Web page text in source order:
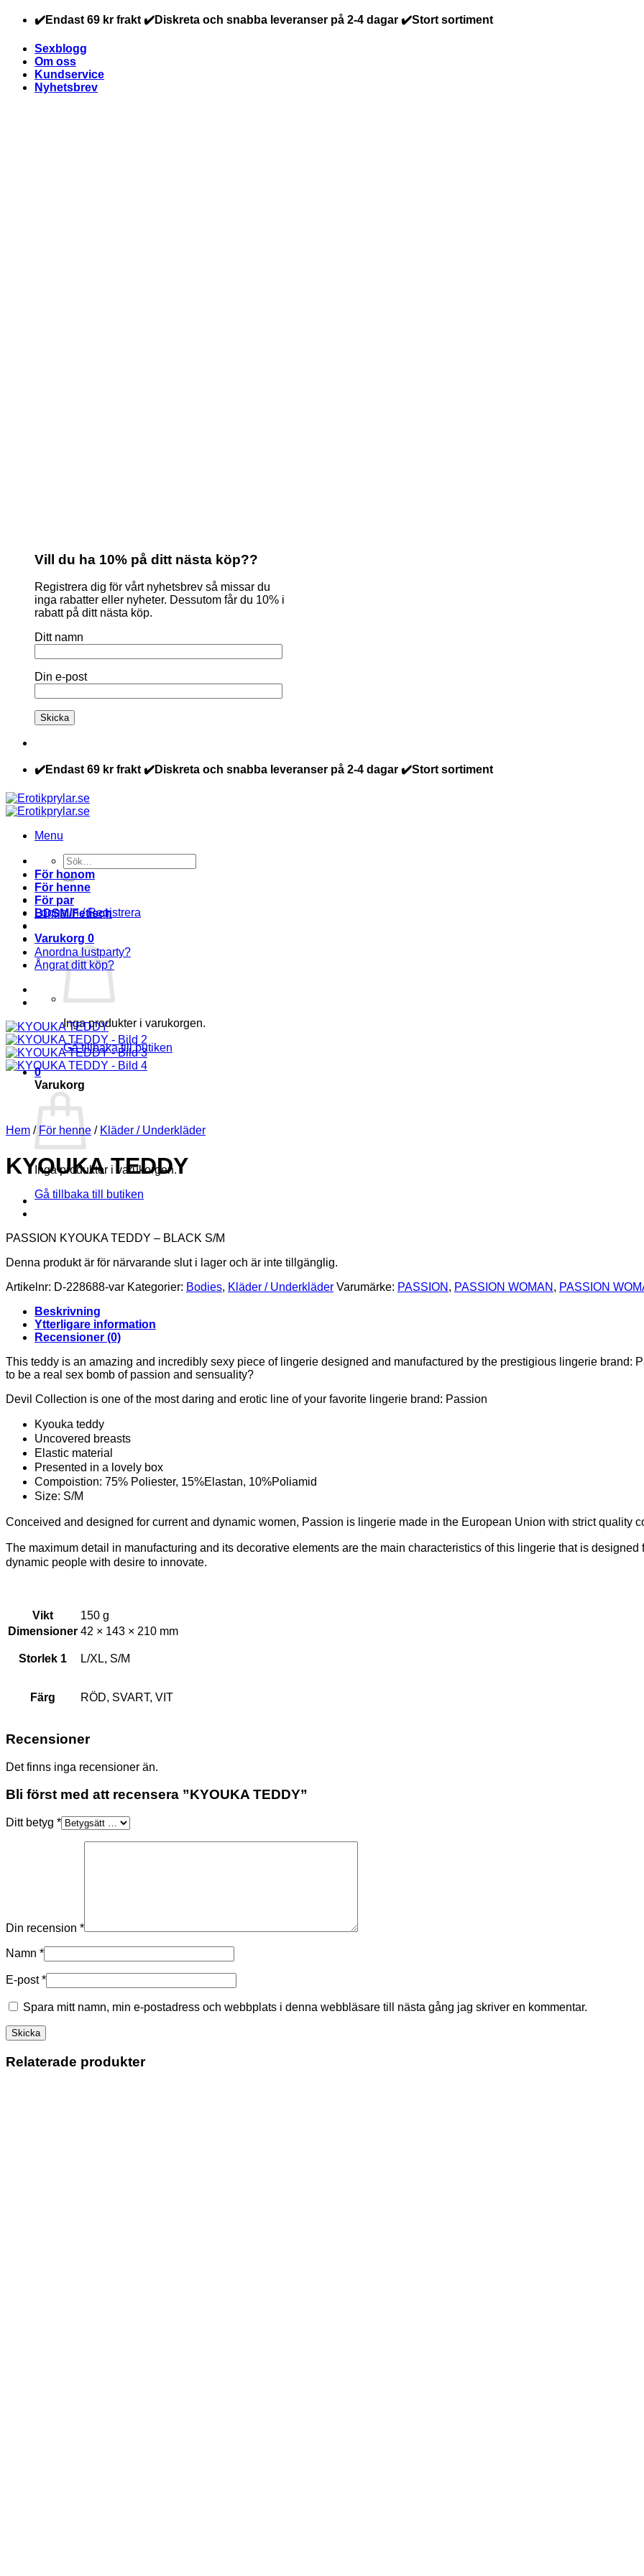
Skip
content
✔️Endast 69 kr frakt ✔️Diskreta och snabba leveranser på 2-4 dagar ✔️Stort sortiment
Sexblogg
Om oss
Kundservice
Nyhetsbrev
Vill du ha 10% på ditt nästa köp??
Registrera dig för vårt nyhetsbrev så missar du
inga rabatter eller nyheter. Dessutom får du 10% i
rabatt på ditt nästa köp.
Ditt namn
Din e-post
✔️Endast 69 kr frakt ✔️Diskreta och snabba leveranser på 2-4 dagar ✔️Stort sortiment
Menu
Sök
efter:
Logga in / Registrera
Varukorg 0
Inga produkter i varukorgen.
Gå tillbaka till butiken
0
Varukorg
Inga produkter i varukorgen.
Gå tillbaka till butiken
För honom
För henne
För par
BDSM/Fetisch
Anordna lustparty?
Ångrat ditt köp?
Hem / För henne / Kläder / Underkläder
KYOUKA TEDDY
PASSION KYOUKA TEDDY – BLACK S/M
Denna produkt är för närvarande slut i lager och är inte tillgänglig.
Artikelnr: D-228688-var Kategorier: Bodies, Kläder / Underkläder Varumärke: PASSION , PASSION WOMAN , PASSION
Beskrivning
Ytterligare information
Recensioner (0)
This teddy is an amazing and incredibly sexy piece of lingerie designed and manufactured by the prestigious lingerie brand:
to be a real sex bomb of passion and sensuality?
Devil Collection is one of the most daring and erotic line of your favorite lingerie brand: Passion
Kyouka teddy
Uncovered breasts
Elastic material
Presented in a lovely box
Compoistion: 75% Poliester, 15%Elastan, 10%Poliamid
Size: S/M
Conceived and designed for current and dynamic women, Passion is lingerie made in the European Union with strict quality
The maximum detail in manufacturing and its decorative elements are the main characteristics of this lingerie that is designed
dynamic people with desire to innovate.
Vikt
150 g
Dimensioner 42 × 143 × 210 mm
Storlek 1 L/XL, S/M
Färg RÖD, SVART, VIT
Recensioner
Det finns inga recensioner än.
Bli först med att recensera ”KYOUKA TEDDY”
Ditt betyg *
Din recension *
Namn *
E-post*
Spara mitt namn, min e-postadress och webbplats i denna webbläsare till nästa gång jag skriver en kommentar.
Relaterade produkter